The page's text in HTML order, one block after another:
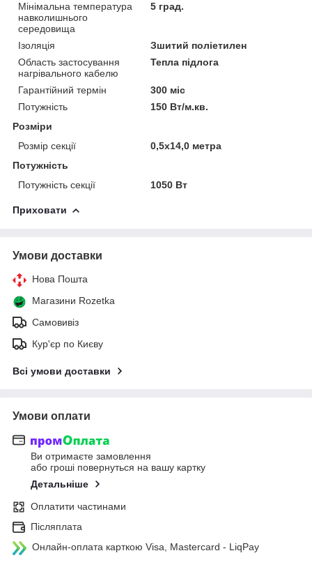
Мінімальна температура
навколишнього
середовища
5 град.
Ізоляція
Зшитий поліетилен
Область застосування
нагрівального кабелю
Тепла підлога
Гарантійний термін
300 міс
Потужність
150 Вт/м.кв.
Розміри
Розмір секції
0,5х14,0 метра
Потужність
Потужність секції
1050 Вт
Приховати
Умови доставки
Нова Пошта
Магазини Rozetka
Самовивіз
Кур'єр по Києву
Всі умови доставки
Умови оплати
Ви отримаєте замовлення
або гроші повернуться на вашу картку
Детальніше
Оплатити частинами
Післяплата
Онлайн-оплата карткою Visa, Mastercard - LiqPay